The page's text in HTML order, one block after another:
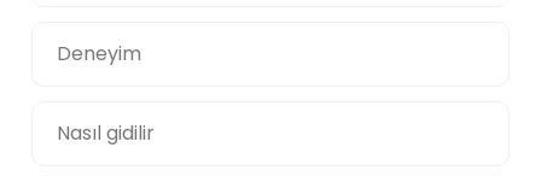
Deneyim
Nasıl gidilir